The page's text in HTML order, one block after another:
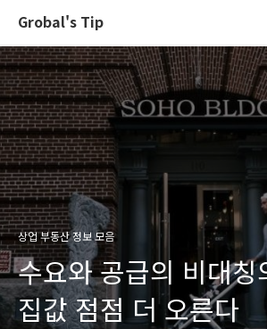
Grobal's Tip
상업 부동산 정보 모음
수요와 공급의 비대칭
집값 점점 더 오른다